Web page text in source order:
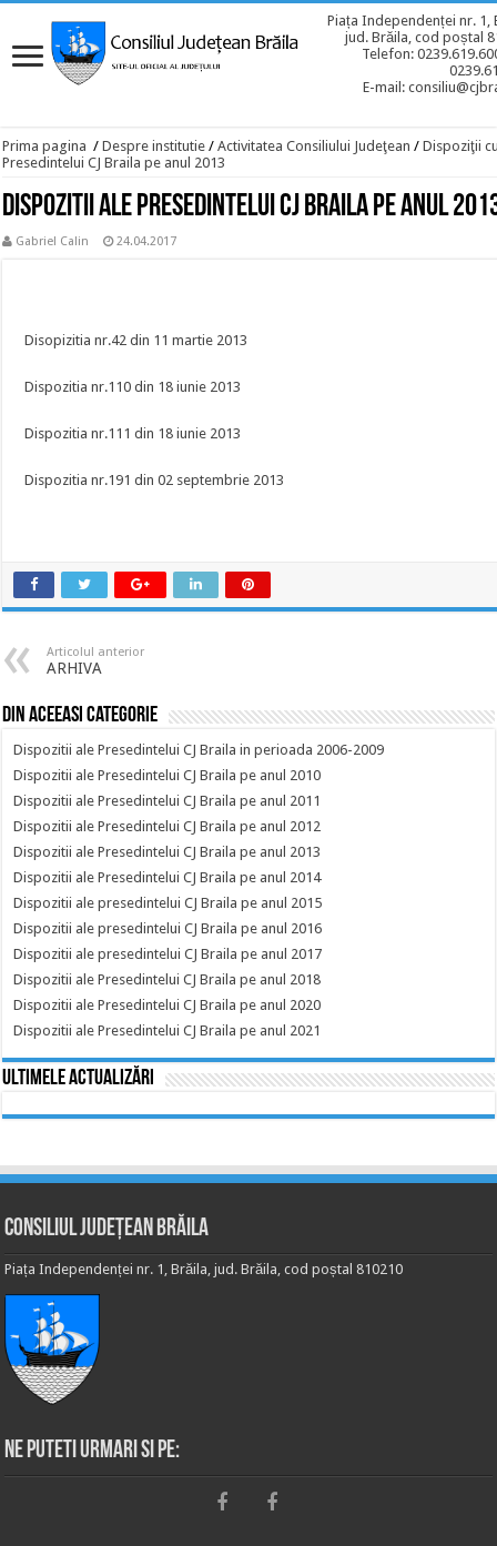
Piața Independenței nr. 1,
jud. Brăila, cod poștal
Telefon:
E-mail:
Prima pagina / Despre institutie / Activitatea Consiliului Judeţean / Dispoziţii
Presedintelui CJ Braila pe anul 2013
Dispozitii ale Presedintelui CJ Braila pe anul
Gabriel Calin 24.04.2017
Disopizitia nr.42 din 11 martie 2013
Dispozitia nr.110 din 18 iunie 2013
Dispozitia nr.111 din 18 iunie 2013
Dispozitia nr.191 din 02 septembrie 2013
Articolul anterior
ARHIVA
Din aceeasi categorie
Dispozitii ale Presedintelui CJ Braila in perioada 2006-2009
Dispozitii ale Presedintelui CJ Braila pe anul 2010
Dispozitii ale Presedintelui CJ Braila pe anul 2011
Dispozitii ale Presedintelui CJ Braila pe anul 2012
Dispozitii ale Presedintelui CJ Braila pe anul 2013
Dispozitii ale Presedintelui CJ Braila pe anul 2014
Dispozitii ale presedintelui CJ Braila pe anul 2015
Dispozitii ale presedintelui CJ Braila pe anul 2016
Dispozitii ale presedintelui CJ Braila pe anul 2017
Dispozitii ale Presedintelui CJ Braila pe anul 2018
Dispozitii ale Presedintelui CJ Braila pe anul 2020
Dispozitii ale Presedintelui CJ Braila pe anul 2021
Ultimele actualizări
Consiliul Județean Brăila
Piața Independenței nr. 1, Brăila, jud. Brăila, cod poștal 810210
Ne puteti urmari si pe: